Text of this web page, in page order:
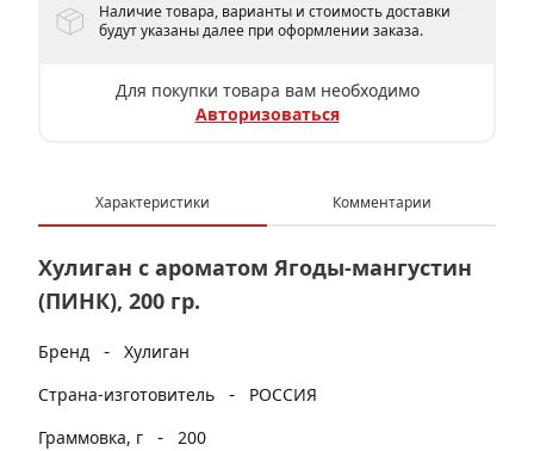
Наличие товара, варианты и стоимость доставки
будут указаны далее при оформлении заказа.
Для покупки товара вам необходимо
Авторизоваться
Характеристики Комментарии
Хулиган с ароматом Ягоды-мангустин
(ПИНК), 200 гр.
Бренд - Хулиган
Страна-изготовитель
-
РОССИЯ
Граммовка, г
- 200